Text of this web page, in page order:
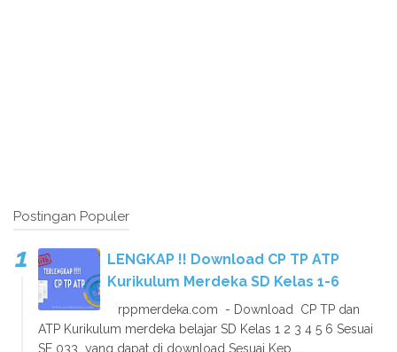
Postingan Populer
LENGKAP !! Download CP TP ATP
Kurikulum Merdeka SD Kelas 1-6
rppmerdeka.com - Download CP TP dan
ATP Kurikulum merdeka belajar SD Kelas 1 2 3 4 5 6 Sesuai
SE 033 yang dapat di download Sesuai Kep...